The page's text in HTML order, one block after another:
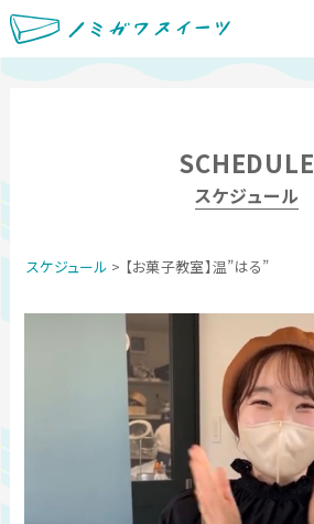
SCHEDULE
スケジュール
スケジュール > 【お菓子教室】温”はる”